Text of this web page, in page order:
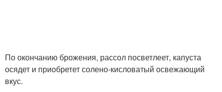
По окончанию брожения, рассол посветлеет, капуста
осядет и приобретет солено-кисловатый освежающий
вкус.